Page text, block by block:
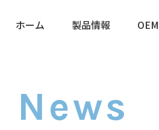
ホーム 製品情報
クリーン関連製品
OEM
News